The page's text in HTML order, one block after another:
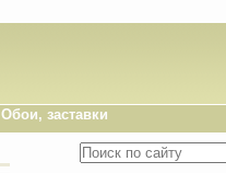
Обои, заставки